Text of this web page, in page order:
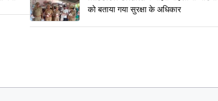
को बताया गया सुरक्षा के अधिकार